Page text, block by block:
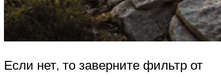
Если нет, то заверните фильтр от